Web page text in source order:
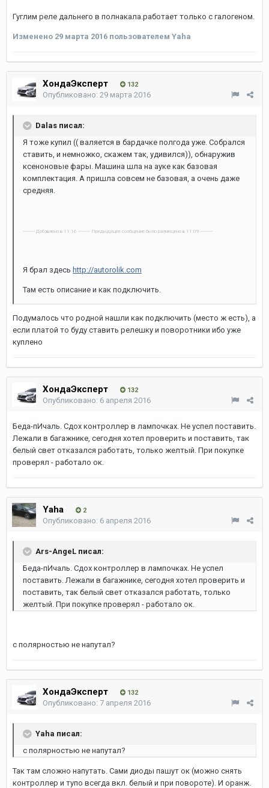
Гуглим реле дальнего в полнакала.работает только с галогеном.
Изменено 29 марта 2016 пользователем Yaha
ХондаЭксперт 132
Опубликовано: 29 марта 2016
Dalas писал:
Я тоже купил (( валяется в бардачке полгода уже. Собрался
ставить, и немножко, скажем так, удивился)), обнаружив
ксеноновые фары. Машина шла на ауке как базовая
комплектация. А пришла совсем не базовая, а очень даже
средняя.
---------- Добавлено в 11:16 ---------- Предыдущее сообщение было размещено в 11:09 ----------
Я брал здесь http://autorolik.com
Там есть описание и как подключить.
Подумалось что родной нашли как подключить (место ж есть), а
если платой то буду ставить релешку и поворотники ибо уже
куплено
ХондаЭксперт 132
Опубликовано: 6 апреля 2016
Беда-пИчаль. Сдох контроллер в лампочках. Не успел поставить.
Лежали в багажнике, сегодня хотел проверить и поставить, так
белый свет отказался работать, только желтый. При покупке
проверял - работало ок.
Yaha 2
Опубликовано: 6 апреля 2016
Ars-AngeL писал:
Беда-пИчаль. Сдох контроллер в лампочках. Не успел
поставить. Лежали в багажнике, сегодня хотел проверить и
поставить, так белый свет отказался работать, только
желтый. При покупке проверял - работало ок.
с полярностью не напутал?
ХондаЭксперт 132
Опубликовано: 7 апреля 2016
Yaha писал:
с полярностью не напутал?
Так там сложно напутать. Сами диоды пашут ок (можно снять
контроллер и тупо всегда вкл. белый и при повороте). И оранж.